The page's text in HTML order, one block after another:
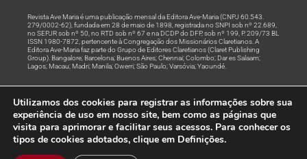
Revista Ave Maria é uma publicação mensal da Editora Ave-Maria (CNPJ 60.543.
279/0002-62), fundada em 28 de maio de 1898, registrada no SNPI sob nº 22.689,
no SEPJR sob nº 50, no RTD sob nº 67 e na DCDP do DFP, sob nº 199, P. 209/73 BL
ISSN 1980-7872, pertencente à Congregação dos Missionários Claretianos. A
Editora Ave-Maria faz parte do Grupo de Editores Claretianos (Claret Publishing
Group). Bangalore; Barcelona; Buenos Aires; Chennai; Colombo; Dar es Salaam;
Lagos; Macau; Madri; Manila; Owerri; São Paulo; Varsóvia; Yaoundé.
Rede
© Todos os Direitos Reservados
Utilizamos dos cookies para registrar as informações sobre sua
experiência de uso em nosso site, bem como as páginas que
visita para aprimorar e facilitar seus acessos. Para conhecer os
tipos de cookies adotados, clique em Definições.